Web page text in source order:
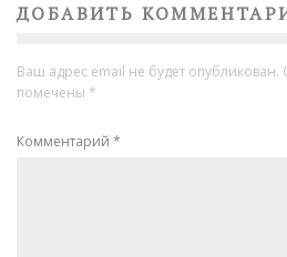
ДОБАВИТЬ
Ваш адрес email не будет опубликован.
помечены *
Комментарий *